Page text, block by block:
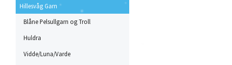
Hillesvåg Garn
Blåne Pelsullgarn og Troll
Huldra
Vidde/Luna/Varde